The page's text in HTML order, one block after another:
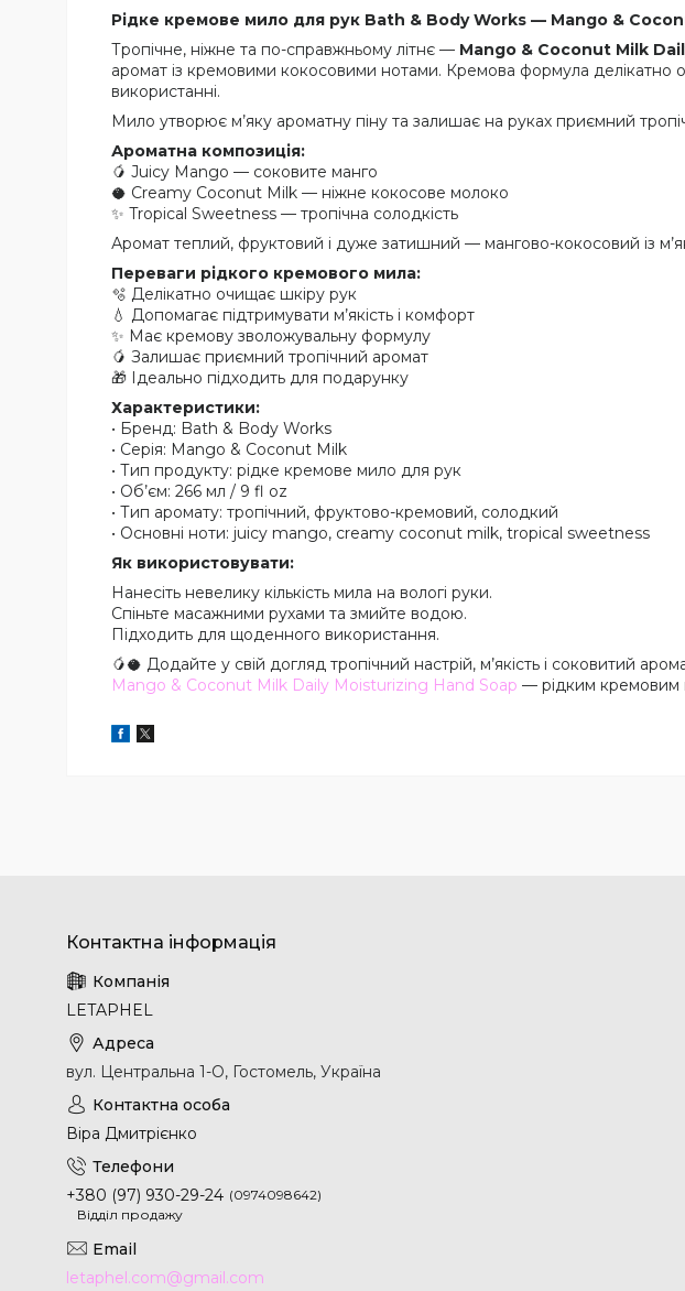
Рідке кремове мило для рук Bath & Body Works — Mango &
Тропічне, ніжне та по-справжньому літнє — Mango & Coconut Milk
аромат із кремовими кокосовими нотами. Кремова формула делікатно
використанні.
Мило утворює м’яку ароматну піну та залишає на руках приємний
Ароматна композиція:
🥭 Juicy Mango — соковите манго
🥥 Creamy Coconut Milk — ніжне кокосове молоко
✨ Tropical Sweetness — тропічна солодкість
Аромат теплий, фруктовий і дуже затишний — мангово-кокосовий із
Переваги рідкого кремового мила:
🫧 Делікатно очищає шкіру рук
💧 Допомагає підтримувати м’якість і комфорт
✨ Має кремову зволожувальну формулу
🥭 Залишає приємний тропічний аромат
🎁 Ідеально підходить для подарунку
Характеристики:
• Бренд: Bath & Body Works
• Серія: Mango & Coconut Milk
• Тип продукту: рідке кремове мило для рук
• Об’єм: 266 мл / 9 fl oz
• Тип аромату: тропічний, фруктово-кремовий, солодкий
• Основні ноти: juicy mango, creamy coconut milk, tropical sweetness
Як використовувати:
Нанесіть невелику кількість мила на вологі руки.
Спіньте масажними рухами та змийте водою.
Підходить для щоденного використання.
🥭🥥 Додайте у свій догляд тропічний настрій, м’якість і соковитий
Mango & Coconut Milk Daily Moisturizing Hand Soap — рідким кремовим
LETAPHEL
вул. Центральна 1-О, Гостомель, Україна
Віра Дмитрієнко
+380 (97) 930-29-24
0974098642
Відділ продажу
letaphel.com@gmail.com